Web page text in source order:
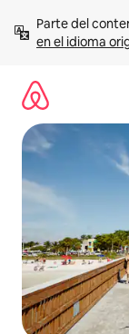
contenido
Parte del
en el idioma